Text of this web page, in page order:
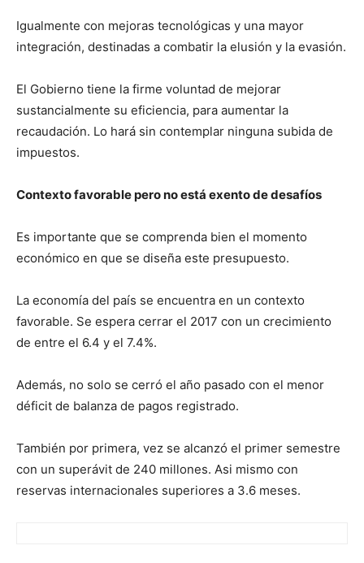
Igualmente con mejoras tecnológicas y una mayor
integración, destinadas a combatir la elusión y la evasión.
El Gobierno tiene la firme voluntad de mejorar
sustancialmente su eficiencia, para aumentar la
recaudación. Lo hará sin contemplar ninguna subida de
impuestos.
Contexto favorable pero no está exento de desafíos
Es importante que se comprenda bien el momento
económico en que se diseña este presupuesto.
La economía del país se encuentra en un contexto
favorable. Se espera cerrar el 2017 con un crecimiento
de entre el 6.4 y el 7.4%.
Además, no solo se cerró el año pasado con el menor
déficit de balanza de pagos registrado.
También por primera, vez se alcanzó el primer semestre
con un superávit de 240 millones. Asi mismo con
reservas internacionales superiores a 3.6 meses.